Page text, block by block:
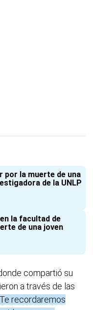
por la muerte de una
de la UNLP
la facultad de
de una joven
compartió su
a través de las
recordaremos